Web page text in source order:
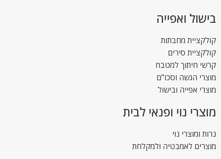
בישול ואפייה
קולקציית מחבתות
קולקציית סירים
קרשי חיתוך למטבח
מוצרי הגשה וסכו"ם
מוצרי אפייה ובישול
מוצרי נוי ופנאי לבית
נרות ומוצרי נוי
מוצרים לאמבטיה ולמקלחת